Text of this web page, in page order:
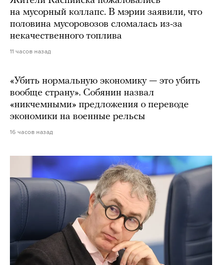
на мусорный коллапс. В мэрии заявили, что
половина мусоровозов сломалась из-за
некачественного топлива
11 часов назад
«Убить нормальную экономику — это убить
вообще страну». Собянин назвал
«никчемными» предложения о переводе
экономики на военные рельсы
16 часов назад